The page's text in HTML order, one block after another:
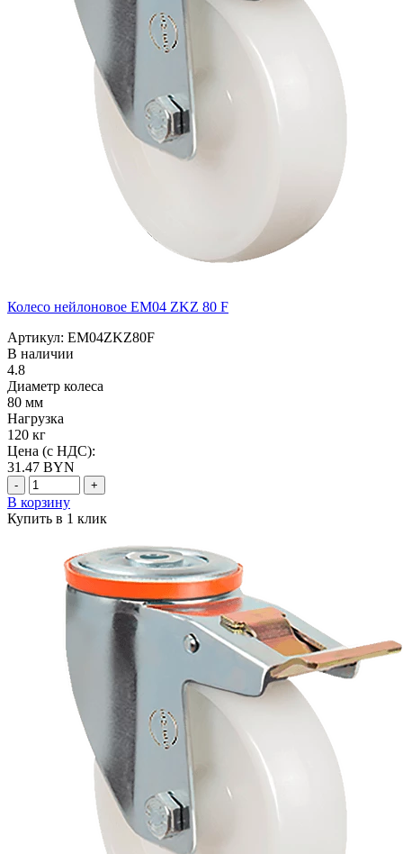
Колесо нейлоновое EM04 ZKZ 80 F
Артикул: EM04ZKZ80F
В наличии
4.8
Диаметр колеса
80 мм
Нагрузка
120 кг
Цена (с НДС):
31.47 BYN
- +
В корзину
Купить в 1 клик